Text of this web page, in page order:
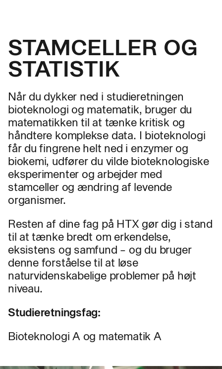
STAMCELLER OG
STATISTIK
Når du dykker ned i studieretningen
bioteknologi og matematik, bruger du
matematikken til at tænke kritisk og
håndtere komplekse data. I bioteknologi
får du fingrene helt ned i enzymer og
biokemi, udfører du vilde bioteknologiske
eksperimenter og arbejder med
stamceller og ændring af levende
organismer.
Resten af dine fag på HTX gør dig i stand
til at tænke bredt om erkendelse,
eksistens og samfund – og du bruger
denne forståelse til at løse
naturvidenskabelige problemer på højt
niveau.
Studieretningsfag:
Bioteknologi A og matematik A